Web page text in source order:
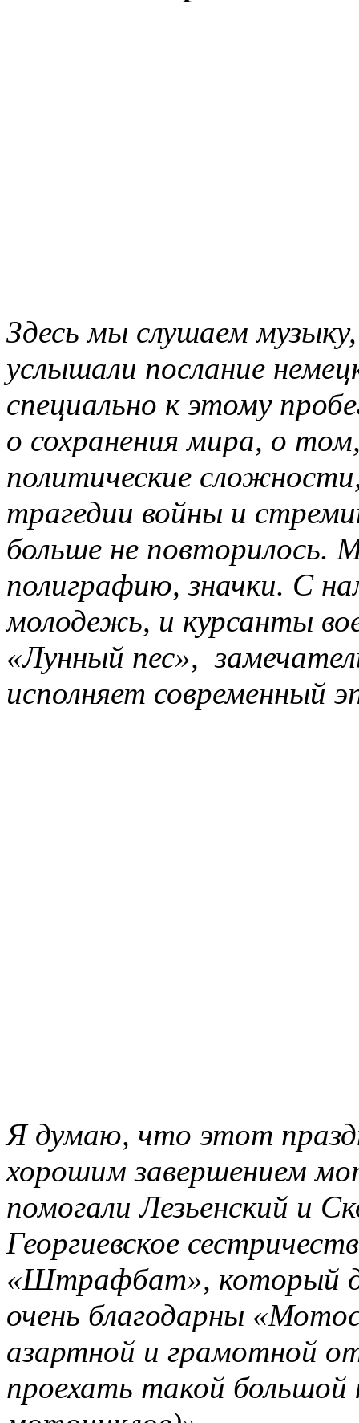
Здесь мы слушаем
услышали послание
специально к этому
о сохранения мира, о
политические
трагедии войны и
больше не повторилось.
полиграфию, значки. С
молодежь, и курсанты
«Лунный пес»,
исполняет современный
Я думаю, что этот
хорошим завершением
помогали Лезьенский и
Георгиевское
«Штрафбат», который
очень благодарны
азартной и грамотной
проехать такой большой